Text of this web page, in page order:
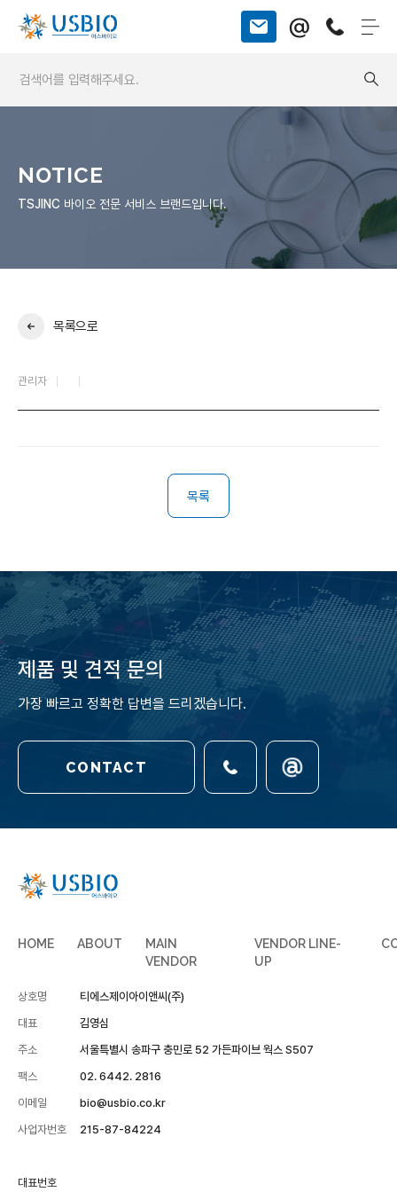
@
NOTICE
TSJINC 바이오 전문 서비스 브랜드입니다.
목록으로
관리자
목록
제품 및 견적 문의
가장 빠르고 정확한 답변을 드리겠습니다.
CONTACT
HOME ABOUT
MAIN
VENDOR
VENDOR LINE-
UP
상호명
티에스제이아이앤씨(주)
대표
김영심
주소
서울특별시 송파구 충민로 52 가든파이브 웍스 S507
팩스
02. 6442. 2816
이메일
bio@usbio.co.kr
사업자번호
215-87-84224
대표번호